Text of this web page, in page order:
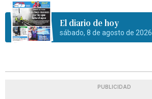
El diario de hoy
sábado, 8 de agosto de 2026
PUBLICIDAD